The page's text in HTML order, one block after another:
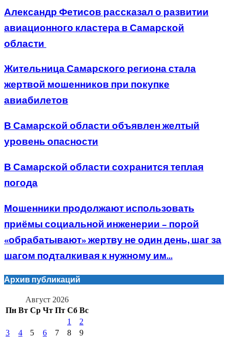
Александр Фетисов рассказал о развитии
авиационного кластера в Самарской
области
Жительница Самарского региона стала
жертвой мошенников при покупке
авиабилетов
В Самарской области объявлен желтый
уровень опасности
В Самарской области сохранится теплая
погода
Мошенники продолжают использовать
приёмы социальной инженерии – порой
«обрабатывают» жертву не один день, шаг за
шагом подталкивая к нужному им...
Архив публикаций
Август 2026
Пн Вт Ср Чт Пт Сб Вс
1
2
3
4 5 6 7 8
9